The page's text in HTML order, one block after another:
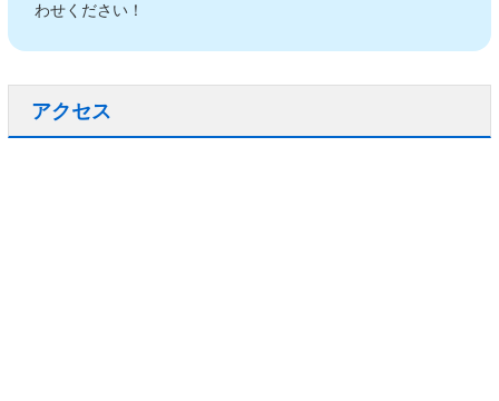
わせください！
アクセス